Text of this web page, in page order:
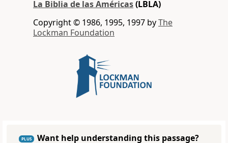
La Biblia de las Américas(LBLA)
Copyright © 1986, 1995, 1997 byThe
Lockman Foundation
PLUS
Want help understanding this passage?